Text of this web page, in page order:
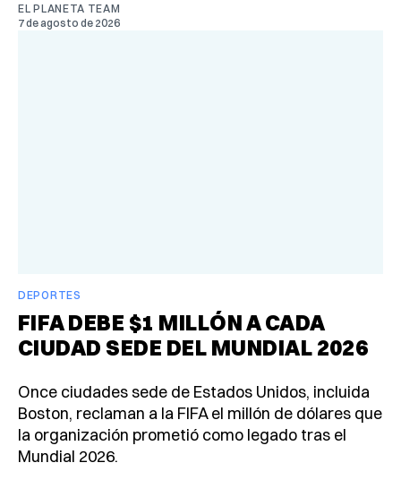
EL PLANETA TEAM
7 de agosto de 2026
DEPORTES
FIFA DEBE $1 MILLÓN A CADA
CIUDAD SEDE DEL MUNDIAL 2026
Once ciudades sede de Estados Unidos, incluida
Boston, reclaman a la FIFA el millón de dólares que
la organización prometió como legado tras el
Mundial 2026.